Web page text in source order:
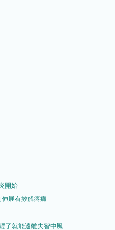
開始
展有效解疼痛
了就能遠離失智中風